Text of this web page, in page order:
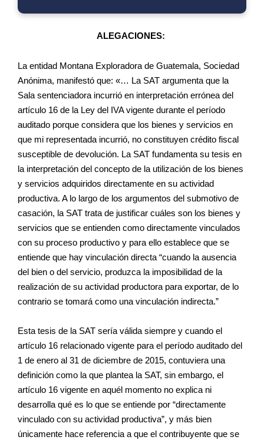
ALEGACIONES:
La entidad Montana Exploradora de Guatemala, Sociedad
Anónima, manifestó que: «… La SAT argumenta que la
Sala sentenciadora incurrió en interpretación errónea del
artículo 16 de la Ley del IVA vigente durante el período
auditado porque considera que los bienes y servicios en
que mi representada incurrió, no constituyen crédito fiscal
susceptible de devolución. La SAT fundamenta su tesis en
la interpretación del concepto de la utilización de los bienes
y servicios adquiridos directamente en su actividad
productiva. A lo largo de los argumentos del submotivo de
casación, la SAT trata de justificar cuáles son los bienes y
servicios que se entienden como directamente vinculados
con su proceso productivo y para ello establece que se
entiende que hay vinculación directa “cuando la ausencia
del bien o del servicio, produzca la imposibilidad de la
realización de su actividad productora para exportar, de lo
contrario se tomará como una vinculación indirecta.”
Esta tesis de la SAT sería válida siempre y cuando el
artículo 16 relacionado vigente para el período auditado del
1 de enero al 31 de diciembre de 2015, contuviera una
definición como la que plantea la SAT, sin embargo, el
artículo 16 vigente en aquél momento no explica ni
desarrolla qué es lo que se entiende por “directamente
vinculado con su actividad productiva”, y más bien
únicamente hace referencia a que el contribuyente que se